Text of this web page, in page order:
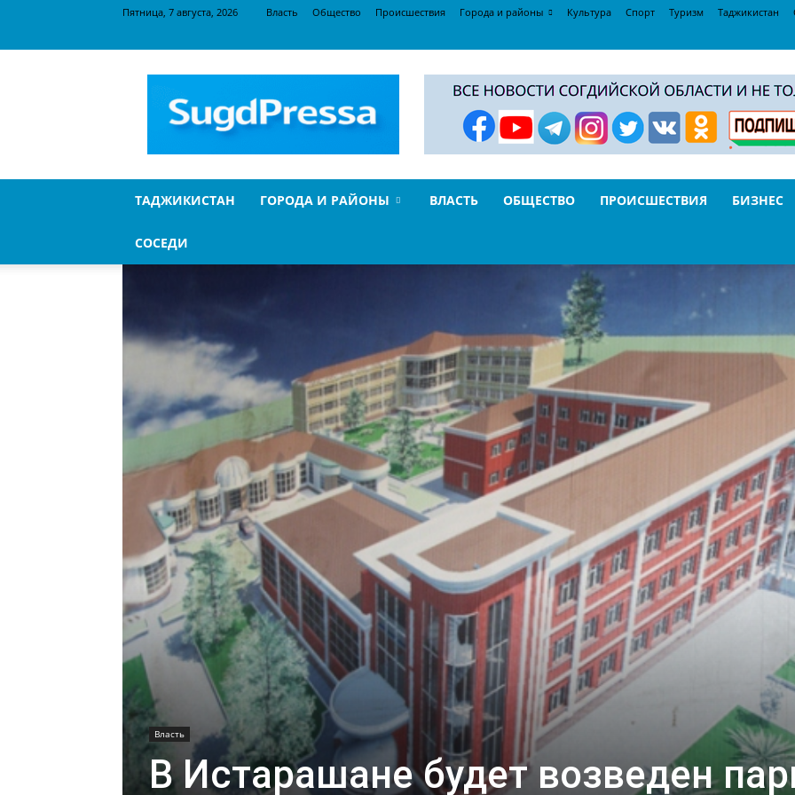
Пятница, 7 августа, 2026 Власть Общество Происшествия Города и районы Культура Спорт Туризм Таджикистан
ТАДЖИКИСТАН ГОРОДА И РАЙОНЫ ВЛАСТЬ ОБЩЕСТВО ПРОИСШЕСТВИЯ БИЗНЕС
СОСЕДИ
Власть
В Истарашане будет возведен